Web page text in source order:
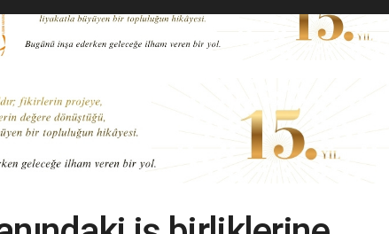
MODA GÜZELLIK YAŞAM SANAT